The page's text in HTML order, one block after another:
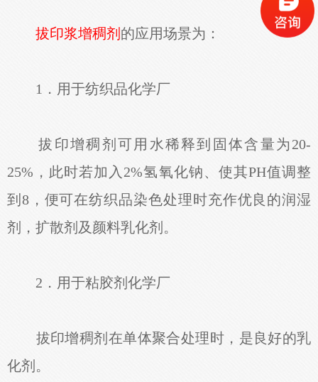
拔印浆增稠剂 的应用场景为：
1．用于纺织品化学厂
拔印增稠剂可用水稀释到固体含量为20-
25%，此时若加入2%氢氧化钠、使其PH值调整
到8，便可在纺织品染色处理时充作优良的润湿
剂，扩散剂及颜料乳化剂。
2．用于粘胶剂化学厂
拔印增稠剂在单体聚合处理时，是良好的乳
化剂。